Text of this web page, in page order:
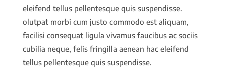
eleifend tellus pellentesque quis suspendisse.
olutpat morbi cum justo commodo est aliquam,
facilisi consequat ligula vivamus faucibus ac sociis
cubilia neque, felis fringilla aenean hac eleifend
tellus pellentesque quis suspendisse.